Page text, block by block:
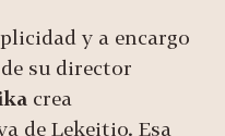
y a encargo
su director
crea
de Lekeitio. Esa